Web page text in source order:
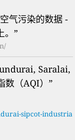
气污染的数据 -
。”
Saralai,
数（AQI）”
sipcot-industria